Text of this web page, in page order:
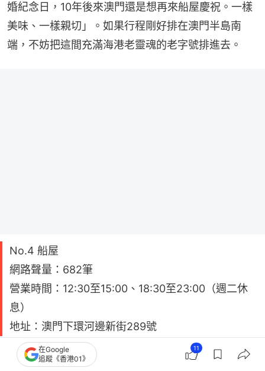
婚紀念日，10年後來澳門還是想再來船屋慶祝。一樣
美味、一樣親切」。如果行程剛好排在澳門半島南
端，不妨把這間充滿海港老靈魂的老字號排進去。
No.4 船屋
網路聲量：682筆
營業時間：12:30至15:00、18:30至23:00（週二休
息）
地址：澳門下環河邊新街289號
澳門葡國菜7大｜心型木糠布甸＋招牌非洲雞 網民:
在Google
追蹤《香港01》
11